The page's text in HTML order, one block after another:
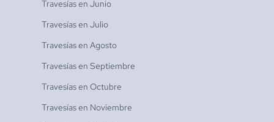
Travesías en Junio
Travesías en Julio
Travesías en Agosto
Travesías en Septiembre
Travesías en Octubre
Travesías en Noviembre